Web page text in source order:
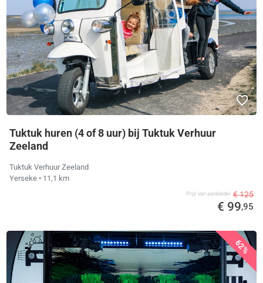
Tuktuk huren (4 of 8 uur) bij Tuktuk Verhuur
Zeeland
Tuktuk Verhuur Zeeland
Yerseke • 11,1 km
Prijs van aanbieder € 125
€ 99,95
62%